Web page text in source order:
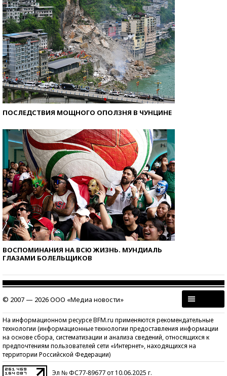
ПОСЛЕДСТВИЯ МОЩНОГО ОПОЛЗНЯ В ЧУНЦИНЕ
ВОСПОМИНАНИЯ НА ВСЮ ЖИЗНЬ. МУНДИАЛЬ
ГЛАЗАМИ БОЛЕЛЬЩИКОВ
© 2007 — 2026 ООО «Медиа новости»
На информационном ресурсе BFM.ru применяются рекомендательные
технологии (информационные технологии предоставления информации
на основе сбора, систематизации и анализа сведений, относящихся к
предпочтениям пользователей сети «Интернет», находящихся на
территории Российской Федерации)
Эл № ФС77-89677 от 10.06.2025 г.